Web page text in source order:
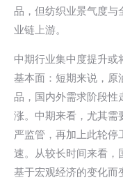
品，但纺织业景气度与
业链上游。
中期行业集中度提升或
基本面：短期来说，原
品，国内外需求阶段性
涨。中期来看，尤其需
严监管，再加上此轮停
速。从较长时间来看，
基于宏观经济的变化而